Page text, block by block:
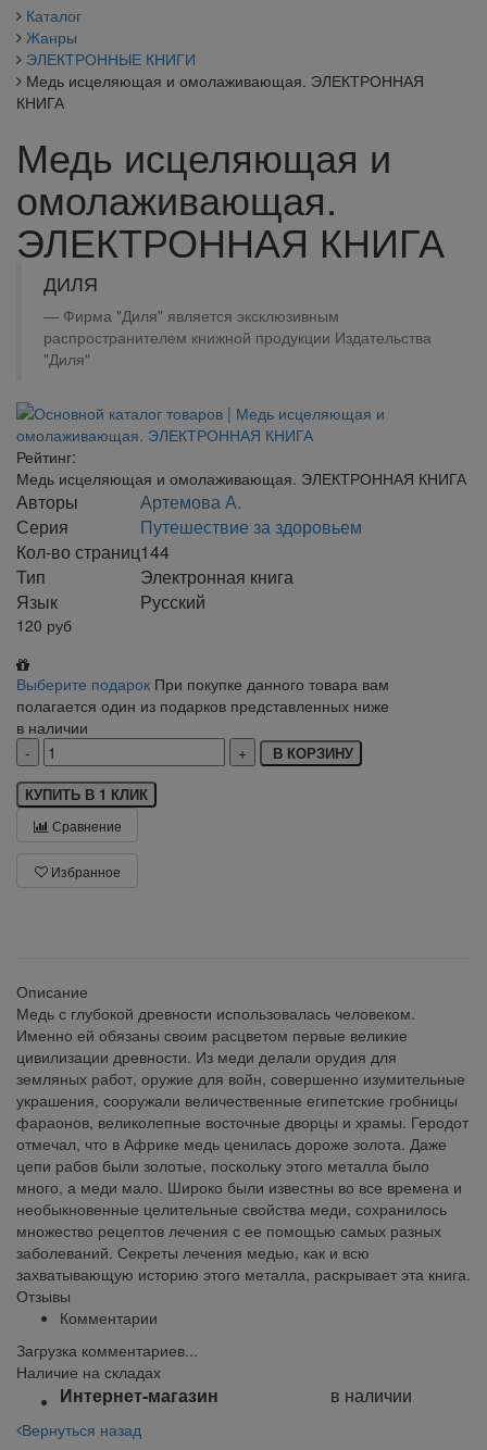
Каталог
Жанры
ЭЛЕКТРОННЫЕ КНИГИ
Медь исцеляющая и омолаживающая. ЭЛЕКТРОННАЯ
КНИГА
Медь исцеляющая и
омолаживающая.
ЭЛЕКТРОННАЯ КНИГА
ДИЛЯ
Фирма "Диля" является эксклюзивным
распространителем книжной продукции Издательства
"Диля"
Рейтинг:
Медь исцеляющая и омолаживающая. ЭЛЕКТРОННАЯ КНИГА
Авторы
Артемова А.
Серия
Путешествие за здоровьем
Кол-во страниц144
Тип
Электронная книга
Язык
Русский
120 руб
Выберите подарок При покупке данного товара вам
полагается один из подарков представленных ниже
в наличии
В КОРЗИНУ
КУПИТЬ В 1 КЛИК
Сравнение
Избранное
Описание
Медь с глубокой древности использовалась человеком.
Именно ей обязаны своим расцветом первые великие
цивилизации древности. Из меди делали орудия для
земляных работ, оружие для войн, совершенно изумительные
украшения, сооружали величественные египетские гробницы
фараонов, великолепные восточные дворцы и храмы. Геродот
отмечал, что в Африке медь ценилась дороже золота. Даже
цепи рабов были золотые, поскольку этого металла было
много, а меди мало. Широко были известны во все времена и
необыкновенные целительные свойства меди, сохранилось
множество рецептов лечения с ее помощью самых разных
заболеваний. Секреты лечения медью, как и всю
захватывающую историю этого металла, раскрывает эта книга.
Отзывы
Комментарии
Загрузка комментариев...
Наличие на складах
Интернет-магазин в наличии
Вернуться назад